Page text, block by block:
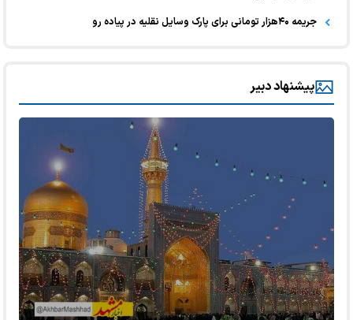
جریمه ۴۰هزار تومانی برای پارک وسایل نقلیه در پیاده رو
پیشنهاد دبیر